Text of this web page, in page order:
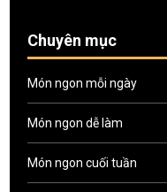
Chuyên mục
Món ngon mỗi ngày
Món ngon dễ làm
Món ngon cuối tuần